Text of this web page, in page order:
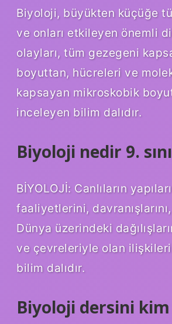
Biyoloji, büyükten küçüğe
ve onları etkileyen önemli
olayları, tüm gezegeni
boyuttan, hücreleri ve
kapsayan mikroskobik
inceleyen bilim dalıdır.
Biyoloji nedir 9.
BİYOLOJİ: Canlıların
faaliyetlerini,
Dünya üzerindeki
ve çevreleriyle olan
bilim dalıdır.
Biyoloji dersini